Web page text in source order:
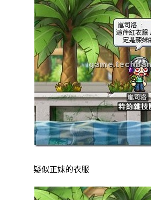
疑似正妹的衣服